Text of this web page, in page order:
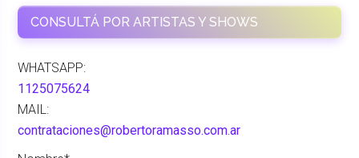
CONSULTÁ POR ARTISTAS Y SHOWS
WHATSAPP:
1125075624
MAIL:
contrataciones@robertoramasso.com.ar